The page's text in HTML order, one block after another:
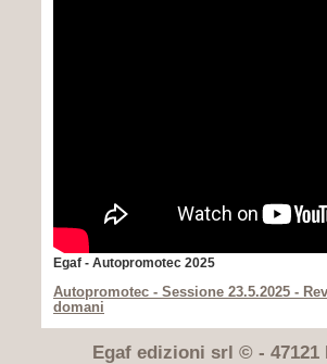
Egaf - Autopromotec 2025
Autopromotec - Sessione 23.5.2025 -
domani
Egaf edizioni srl © - 47121